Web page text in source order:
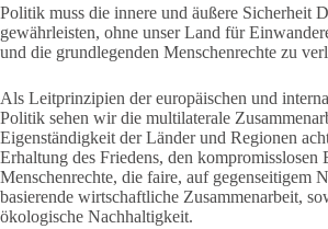
Politik muss die innere und äußere Sicherheit
gewährleisten, ohne unser Land für
und die grundlegenden Menschenrechte zu
Als Leitprinzipien der europäischen und
Politik sehen wir die multilaterale
Eigenständigkeit der Länder und Regionen
Erhaltung des Friedens, den kompromisslosen
Menschenrechte, die faire, auf gegenseitigem
basierende wirtschaftliche Zusammenarbeit,
ökologische Nachhaltigkeit.